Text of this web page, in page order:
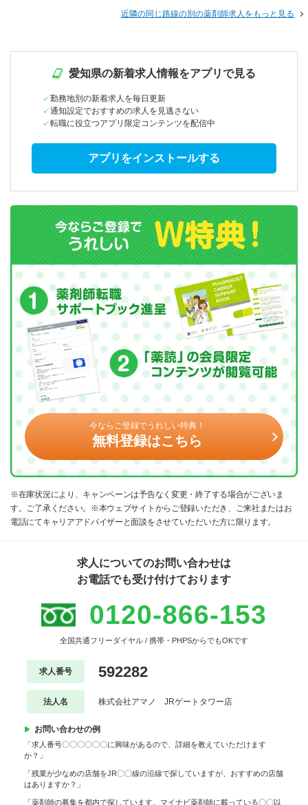
近隣の同じ路線の別の薬剤師求人をもっと見る
愛知県の新着求人情報をアプリで見る
勤務地別の新着求人を毎日更新
通知設定でおすすめの求人を見逃さない
転職に役立つアプリ限定コンテンツを配信中
アプリをインストールする
今ならご登録でうれしい特典！
無料登録はこちら
※在庫状況により、キャンペーンは予告なく変更・終了する場合がございま
す。ご了承ください。※本ウェブサイトからご登録いただき、ご来社またはお
電話にてキャリアアドバイザーと面談をさせていただいた方に限ります。
求人についてのお問い合わせは
お電話でも受け付けております
0120-866-153
全国共通フリーダイヤル / 携帯・PHPSからでもOKです
求人番号 592282
法人名 株式会社アマノ JRゲートタワー店
お問い合わせの例
「求人番号〇〇〇〇〇〇に興味があるので、詳細を教えていただけます
か？」
「残業が少なめの店舗をJR〇〇線の沿線で探していますが、おすすめの店舗
はありますか？」
「薬剤師の募集を都内で探しています。マイナビ薬剤師に載っている〇〇以